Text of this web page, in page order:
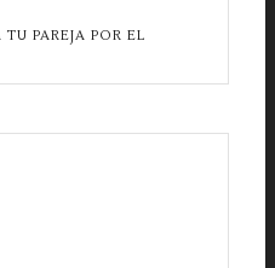
PAREJA POR EL